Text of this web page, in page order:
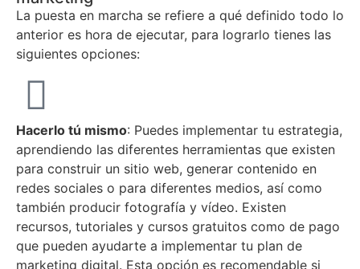
La puesta en marcha se refiere a qué definido todo lo
anterior es hora de ejecutar, para lograrlo tienes las
siguientes opciones:
Hacerlo tú mismo: Puedes implementar tu estrategia,
aprendiendo las diferentes herramientas que existen
para construir un sitio web, generar contenido en
redes sociales o para diferentes medios, así como
también producir fotografía y vídeo. Existen
recursos, tutoriales y cursos gratuitos como de pago
que pueden ayudarte a implementar tu plan de
marketing digital. Esta opción es recomendable si